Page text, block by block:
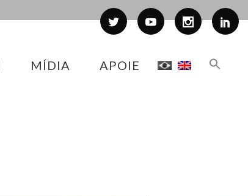
MÍDIA APOIE